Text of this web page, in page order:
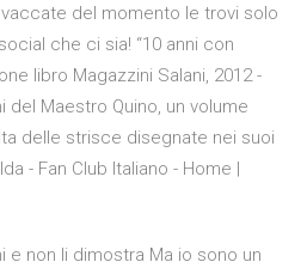
del momento le trovi solo
che ci sia! “10 anni con
libro Magazzini Salani, 2012 -
del Maestro Quino, un volume
delle strisce disegnate nei suoi
- Fan Club Italiano - Home |
e non li dimostra Ma io sono un